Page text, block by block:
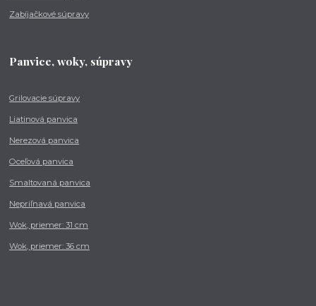
Zabíjačkové súpravy
Panvice, woky, súpravy
Grilovacie súpravy
Liatinová panvica
Nerezová panvica
Oceľová panvica
Smaltovaná panvica
Nepriľnavá panvica
Wok, priemer: 31 cm
Wok, priemer: 36 cm